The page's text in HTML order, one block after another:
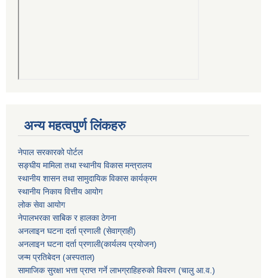
अन्य महत्वपुर्ण लिंकहरु
नेपाल सरकारको पोर्टल
सङ्घीय मामिला तथा स्थानीय विकास मन्त्रालय
स्थानीय शासन तथा सामुदायिक विकास कार्यक्रम
स्थानीय निकाय वित्तीय आयोग
लोक सेवा आयोग
नेपालभरका साबिक र हालका ठेगना
अनलाइन घटना दर्ता प्रणाली (सेवाग्राही)
अनलाइन घटना दर्ता प्रणाली(कार्यलय प्रयोजन)
जन्म प्रतिबेदन (अस्पताल)
सामाजिक सुरक्षा भत्ता प्राप्त गर्ने लाभग्राहिहरुको विवरण (चालु आ.व.)